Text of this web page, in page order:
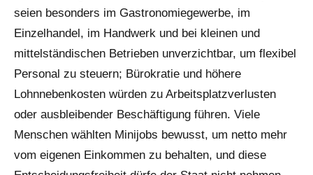
seien besonders im Gastronomiegewerbe, im
Einzelhandel, im Handwerk und bei kleinen und
mittelständischen Betrieben unverzichtbar, um flexibel
Personal zu steuern; Bürokratie und höhere
Lohnnebenkosten würden zu Arbeitsplatzverlusten
oder ausbleibender Beschäftigung führen. Viele
Menschen wählten Minijobs bewusst, um netto mehr
vom eigenen Einkommen zu behalten, und diese